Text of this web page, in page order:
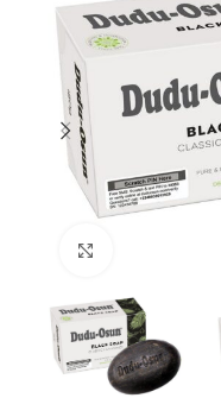
Klick zum